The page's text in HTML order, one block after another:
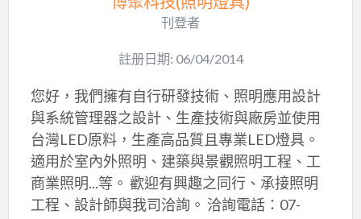
刊登者
註册日期: 06/04/2014
您好，我們擁有自行研發技術、照明應用設計
與系統管理器之設計、生產技術與廠房並使用
台灣LED原料，生產高品質且專業LED燈具。
適用於室內外照明、建築與景觀照明工程、工
商業照明...等。 歡迎有興趣之同行、承接照明
工程、設計師與我司洽詢。 洽詢電話：07-